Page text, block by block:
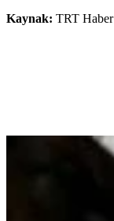
Kaynak: TRT Haber